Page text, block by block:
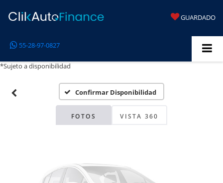
GUARDADO
55-28-97-0827
*Sujeto a disponibilidad
Confirmar Disponibilidad
FOTOS VISTA 360
Disponibles
Por favor, revise luego